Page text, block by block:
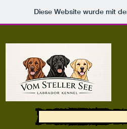
Diese Website wurde mit